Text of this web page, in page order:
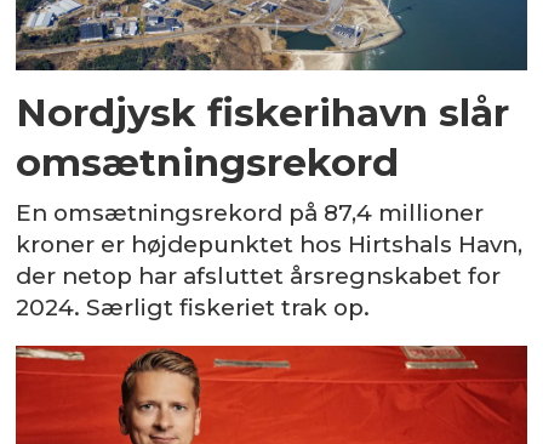
Nordjysk fiskerihavn slår
omsætningsrekord
En omsætningsrekord på 87,4 millioner
kroner er højdepunktet hos Hirtshals Havn,
der netop har afsluttet årsregnskabet for
2024. Særligt fiskeriet trak op.